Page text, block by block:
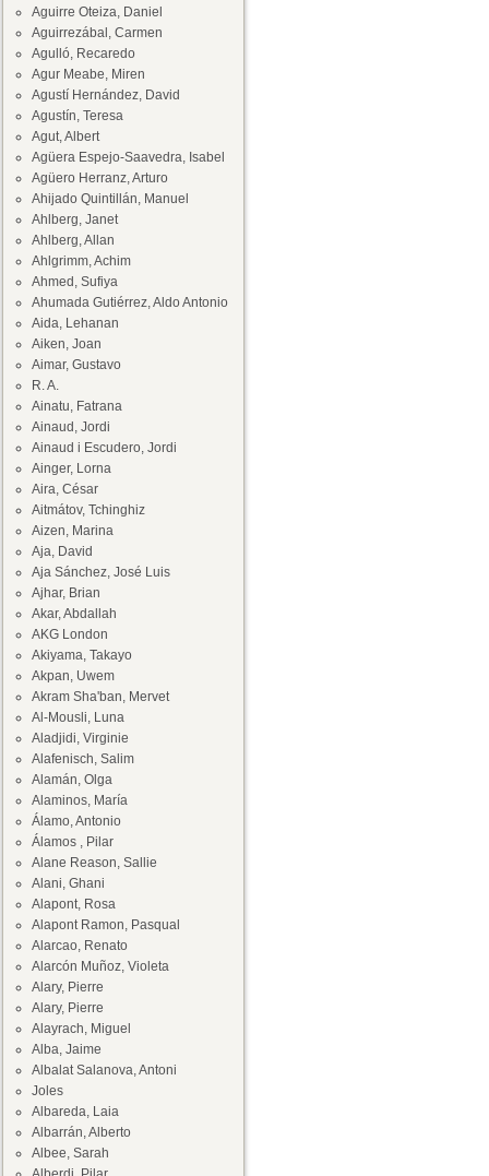
Aguirre Oteiza, Daniel
Aguirrezábal, Carmen
Agulló, Recaredo
Agur Meabe, Miren
Agustí Hernández, David
Agustín, Teresa
Agut, Albert
Agüera Espejo-Saavedra, Isabel
Agüero Herranz, Arturo
Ahijado Quintillán, Manuel
Ahlberg, Janet
Ahlberg, Allan
Ahlgrimm, Achim
Ahmed, Sufiya
Ahumada Gutiérrez, Aldo Antonio
Aida, Lehanan
Aiken, Joan
Aimar, Gustavo
R. A.
Ainatu, Fatrana
Ainaud, Jordi
Ainaud i Escudero, Jordi
Ainger, Lorna
Aira, César
Aitmátov, Tchinghiz
Aizen, Marina
Aja, David
Aja Sánchez, José Luis
Ajhar, Brian
Akar, Abdallah
AKG London
Akiyama, Takayo
Akpan, Uwem
Akram Sha'ban, Mervet
Al-Mousli, Luna
Aladjidi, Virginie
Alafenisch, Salim
Alamán, Olga
Alaminos, María
Álamo, Antonio
Álamos , Pilar
Alane Reason, Sallie
Alani, Ghani
Alapont, Rosa
Alapont Ramon, Pasqual
Alarcao, Renato
Alarcón Muñoz, Violeta
Alary, Pierre
Alary, Pierre
Alayrach, Miguel
Alba, Jaime
Albalat Salanova, Antoni
Joles
Albareda, Laia
Albarrán, Alberto
Albee, Sarah